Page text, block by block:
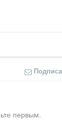
первым.